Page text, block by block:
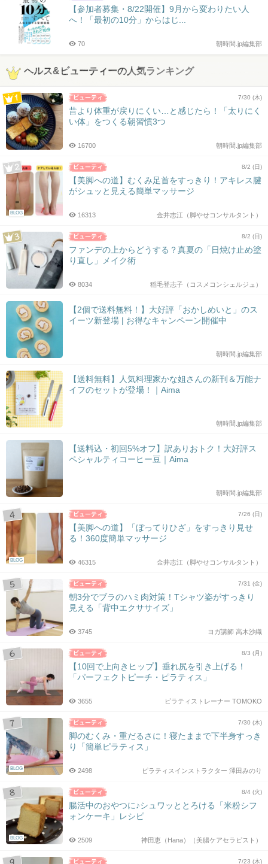
【参加者募集・8/22開催】9月から変わりたい人
へ！「最初の10分」からはじ...
朝時間.jp編集部
70
ヘルス&ビューティーの人気ランキング
7/30 (木)
昔より体重が戻りにくい…と感じたら！「太りにく
い体」をつくる朝習慣3つ
朝時間.jp編集部
16700
BLOG
8/2 (日)
【美脚への道】むくみ足首をすっきり！アキレス腱
がシュッと見える簡単マッサージ
金井志江（脚やせコンサルタント）
16313
8/2 (日)
ファンデの上からどうする？真夏の「日焼け止め塗
り直し」メイク術
稲毛登志子（コスメコンシェルジュ）
8034
【2個で送料無料！】大好評「おかしめいと」のス
イーツ新登場 | お得なキャンペーン開催中
朝時間.jp編集部
【送料無料】人気料理家かな姐さんの新刊＆万能ナ
イフのセットが登場！｜Aima
朝時間.jp編集部
【送料込・初回5%オフ】訳ありおトク！大好評ス
ペシャルティコーヒー豆｜Aima
朝時間.jp編集部
BLOG
7/26 (日)
【美脚への道】「ぼってりひざ」をすっきり見せ
る！360度簡単マッサージ
金井志江（脚やせコンサルタント）
46315
7/31 (金)
朝3分でブラのハミ肉対策！Tシャツ姿がすっきり
見える「背中エクササイズ」
ヨガ講師 高木沙織
3745
8/3 (月)
【10回で上向きヒップ】垂れ尻を引き上げる！
「パーフェクトピーチ・ピラティス」
ピラティストレーナー TOMOKO
3655
BLOG
7/30 (木)
脚のむくみ・重だるさに！寝たままで下半身すっき
り「簡単ピラティス」
ピラティスインストラクター 澤田みのり
2498
BLOG
8/4 (火)
腸活中のおやつに♪シュワッととろける「米粉シフ
ォンケーキ」レシピ
神田恵（Hana）（美腸ケアセラピスト）
2509
7/23 (木)